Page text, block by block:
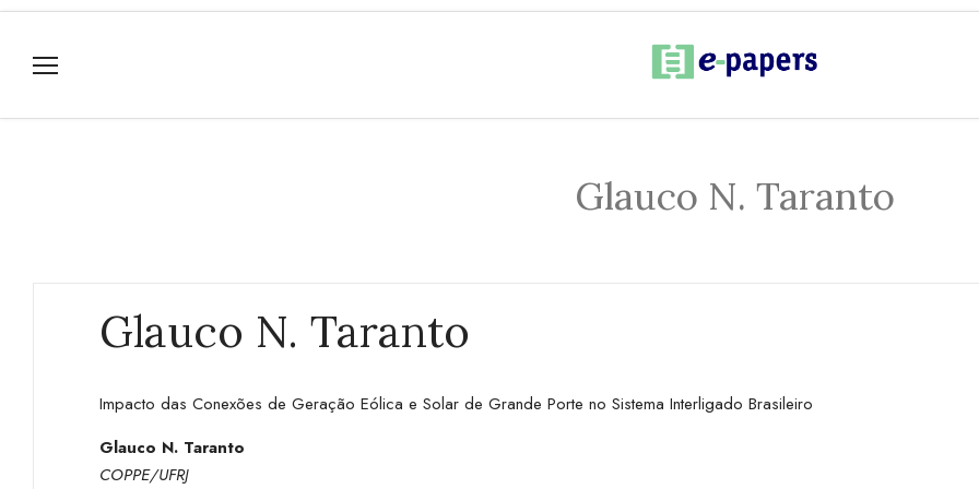
Glauco N. Taranto
Glauco N. Taranto
Impacto das Conexões de Geração Eólica e Solar de Grande Porte no Sistema Interligado Brasileiro
Glauco N. Taranto
COPPE/UFRJ